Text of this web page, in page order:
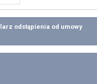
odstąpienia od umowy